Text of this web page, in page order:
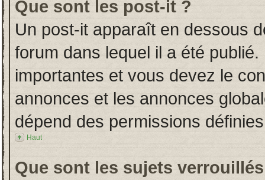
Que sont les post-it ?
Un post-it apparaît en dessous
forum dans lequel il a été
importantes et vous devez le
annonces et les annonces
dépend des permissions
Haut
Que sont les sujets